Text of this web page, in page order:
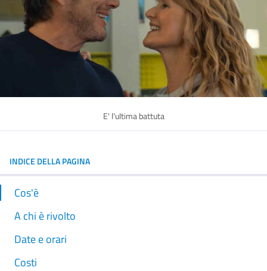
E' l'ultima battuta
INDICE DELLA PAGINA
Cos'è
A chi è rivolto
Date e orari
Costi